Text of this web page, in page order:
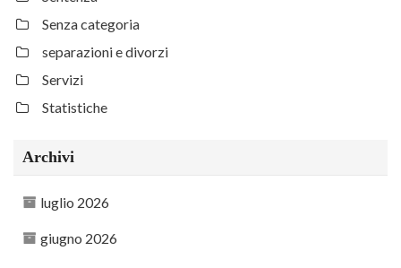
Senza categoria
separazioni e divorzi
Servizi
Statistiche
Archivi
luglio 2026
giugno 2026